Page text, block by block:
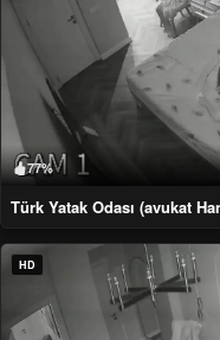
77%
Türk Yatak Odası (avukat
HD